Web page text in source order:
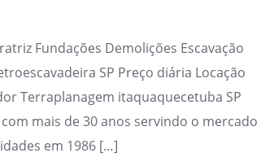
Fundações Demolições Escavação
SP Preço diária Locação
Terraplanagem itaquaquecetuba SP
mais de 30 anos servindo o mercado
em 1986 […]